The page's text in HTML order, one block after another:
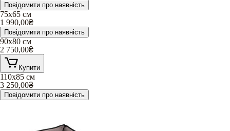
Повідомити про наявність
75х65 см
1 990,00₴
Повідомити про наявність
90х80 см
2 750,00₴
Купити
110х85 см
3 250,00₴
Повідомити про наявність